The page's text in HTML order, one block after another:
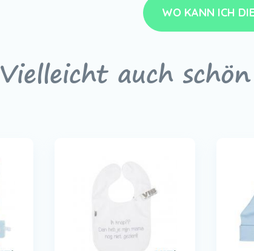
WO KANN ICH
Vielleicht auch schön